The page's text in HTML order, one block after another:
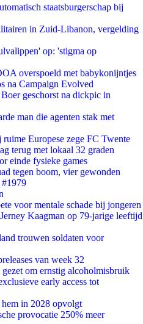
staatsburgerschap bij
in Zuid-Libanon, vergelding
op: 'stigma op
overspoeld met babykonijntjes
na Campaign Evolved
geschorst na dickpic in
man die agenten stak met
Europese zege FC Twente
terug met lokaal 32 graden
einde fysieke games
tegen boom, vier gewonden
#1979
voor mentale schade bij jongeren
Kaagman op 79-jarige leeftijd
trouwen soldaten voor
van week 32
om ernstig alcoholmisbruik
early access tot
in 2028 opvolgt
provocatie 250% meer